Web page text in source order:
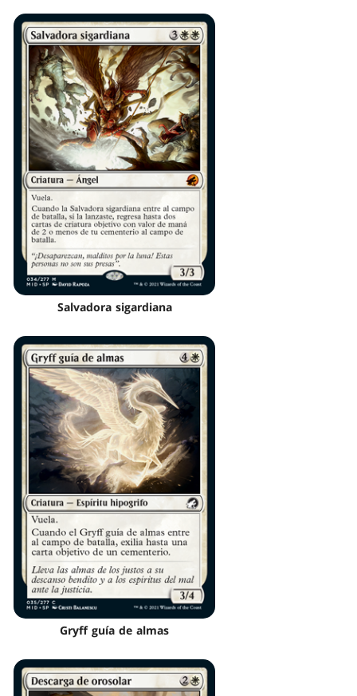
Salvadora sigardiana
Gryff guía de almas